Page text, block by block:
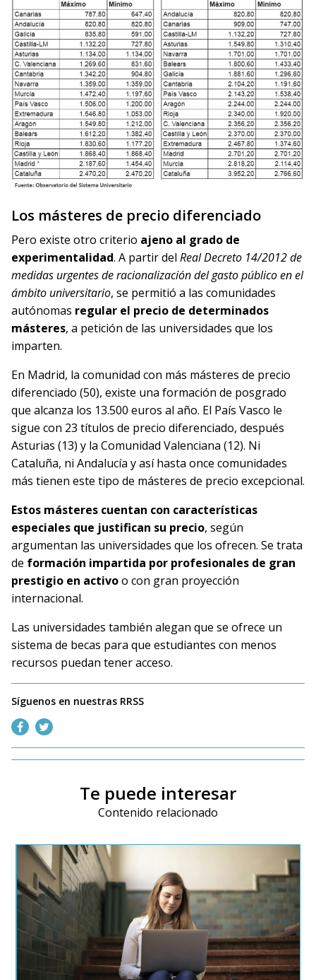
Los másteres de precio diferenciado
Pero existe otro criterio ajeno al grado de
experimentalidad. A partir del Real Decreto 14/2012 de
medidas urgentes de racionalización del gasto público en el
ámbito universitario, se permitió a las comunidades
autónomas regular el precio de determinados
másteres, a petición de las universidades que los
imparten.
En Madrid, la comunidad con más másteres de precio
diferenciado (50), existe una formación de posgrado
que alcanza los 13.500 euros al año. El País Vasco le
sigue con 23 títulos de precio diferenciado, después
Asturias (13) y la Comunidad Valenciana (12). Ni
Cataluña, ni Andalucía y así hasta once comunidades
más tienen este tipo de másteres de precio excepcional.
Estos másteres cuentan con características
especiales que justifican su precio, según
argumentan las universidades que los ofrecen. Se trata
de formación impartida por profesionales de gran
prestigio en activoo con gran proyección
internacional.
Las universidades también alegan que se ofrece un
sistema de becas para que estudiantes con menos
recursos puedan tener acceso.
Síguenos en nuestras RRSS
Te puede interesar
Contenido relacionado